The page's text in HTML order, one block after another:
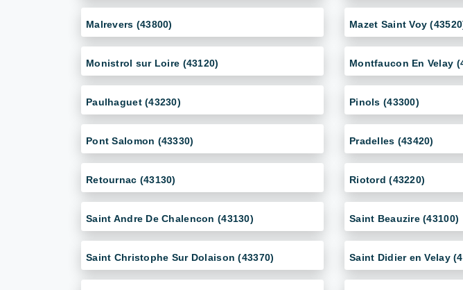
Malrevers (43800) Mazet Saint Voy
Monistrol sur Loire (43120) Montfaucon En Velay
Paulhaguet (43230) Pinols (43300)
Pont Salomon (43330) Pradelles (43420)
Retournac (43130) Riotord (43220)
Saint Andre De Chalencon (43130) Saint Beauzire (43100)
Saint Christophe Sur Dolaison (43370) Saint Didier en Velay